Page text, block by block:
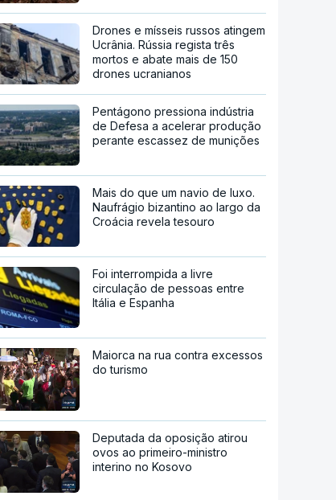
Drones e mísseis russos atingem
Ucrânia. Rússia regista três
mortos e abate mais de 150
drones ucranianos
Pentágono pressiona indústria
de Defesa a acelerar produção
perante escassez de munições
Mais do que um navio de luxo.
Naufrágio bizantino ao largo da
Croácia revela tesouro
Foi interrompida a livre
circulação de pessoas entre
Itália e Espanha
Maiorca na rua contra excessos
do turismo
Deputada da oposição atirou
ovos ao primeiro-ministro
interino no Kosovo